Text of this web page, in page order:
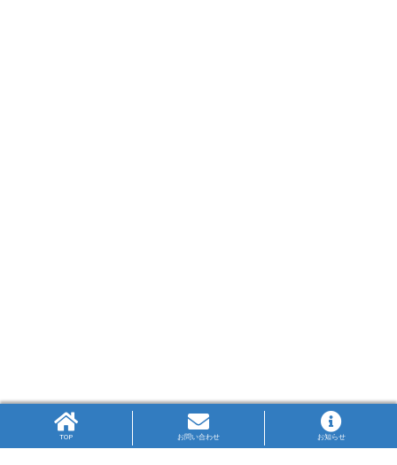
TOP お問い合わせ お知らせ